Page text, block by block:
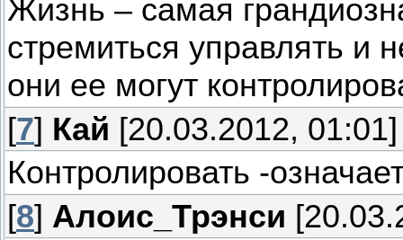
Жизнь – самая
стремиться управлять и
они ее могут
[7] Кай [20.03.2012, 01:01]
Контролировать -
[8] Алоис_Трэнси